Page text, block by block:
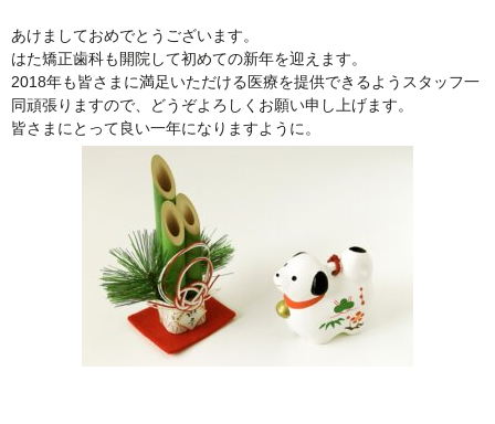
あけましておめでとうございます。
はた矯正歯科も開院して初めての新年を迎えます。
2018年も皆さまに満足いただける医療を提供できるようスタッフ一
同頑張りますので、どうぞよろしくお願い申し上げます。
皆さまにとって良い一年になりますように。